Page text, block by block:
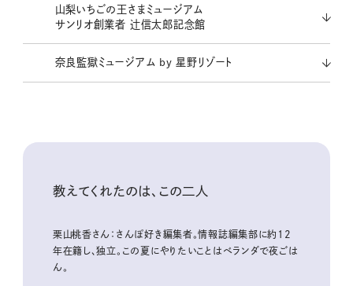
山梨いちごの王さまミュージアム
サンリオ創業者 辻信太郎記念館
奈良監獄ミュージアム by 星野リゾート
教えてくれたのは、この二人
栗山桃香さん：さんぽ好き編集者。情報誌編集部に約12
年在籍し、独立。この夏にやりたいことはベランダで夜ごは
ん。